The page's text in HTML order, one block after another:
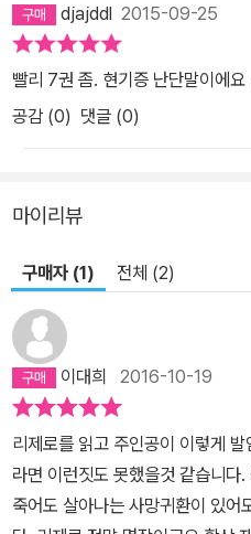
djajddl 2015-09-25
빨리 7권 좀. 현기증 난단말이에요
공감 (0) 댓글 (0)
마이리뷰
구매자 (1) 전체 (2)
이대희 2016-10-19
리제로를 읽고 주인공이 이렇게
라면 이런짓도 못했을것 같습니다
죽어도 살아나는 사망귀환이 있어